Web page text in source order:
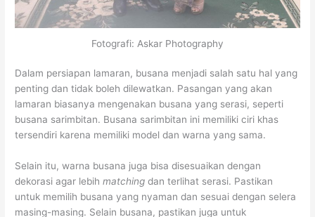
Fotografi: Askar Photography
Dalam persiapan lamaran, busana menjadi salah satu hal yang
penting dan tidak boleh dilewatkan. Pasangan yang akan
lamaran biasanya mengenakan busana yang serasi, seperti
busana sarimbitan. Busana sarimbitan ini memiliki ciri khas
tersendiri karena memiliki model dan warna yang sama.
Selain itu, warna busana juga bisa disesuaikan dengan
dekorasi agar lebihmatching dan terlihat serasi. Pastikan
untuk memilih busana yang nyaman dan sesuai dengan selera
masing-masing. Selain busana, pastikan juga untuk